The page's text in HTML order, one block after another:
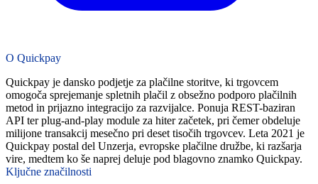
O Quickpay
Quickpay je dansko podjetje za plačilne storitve, ki trgovcem
omogoča sprejemanje spletnih plačil z obsežno podporo plačilnih
metod in prijazno integracijo za razvijalce. Ponuja REST-baziran
API ter plug-and-play module za hiter začetek, pri čemer obdeluje
milijone transakcij mesečno pri deset tisočih trgovcev. Leta 2021 je
Quickpay postal del Unzerja, evropske plačilne družbe, ki razšarja
vire, medtem ko še naprej deluje pod blagovno znamko Quickpay.
Ključne značilnosti